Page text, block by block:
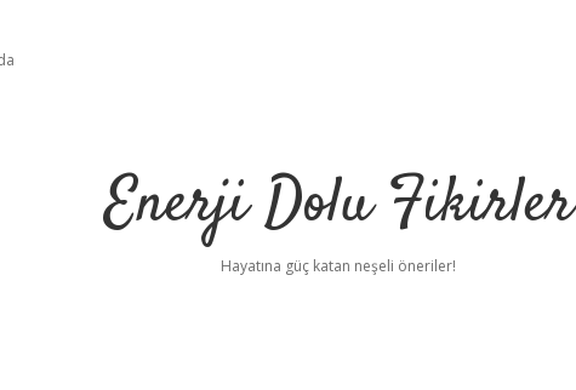
Enerji Dolu Fikirler
Hayatına güç katan neşeli öneriler!